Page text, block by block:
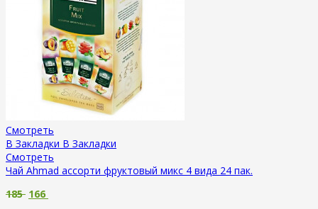
Смотреть
В Закладки В Закладки
Смотреть
Чай Ahmad ассорти фруктовый микс 4 вида 24 пак.
185 166